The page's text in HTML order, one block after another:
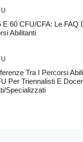
E 60 CFU/CFA: Le FAQ
Abilitanti
Tra I Percorsi
Per Triennalisti E
specializzati